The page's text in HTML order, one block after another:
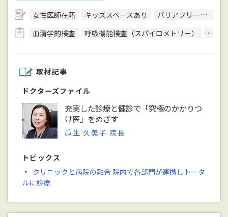
女性医師在籍 キッズスペースあり バリアフリー対応
血清学的検査
呼吸機能検査（スパイロメトリー） 骨年
取材記事
ドクターズファイル
充実した診療と健診で「究極のかかりつ
け医」をめざす
瓜生 久美子 院長
トピックス
・ クリニックと病院の融合 院内で各部門が連携しトータ
ルに診療